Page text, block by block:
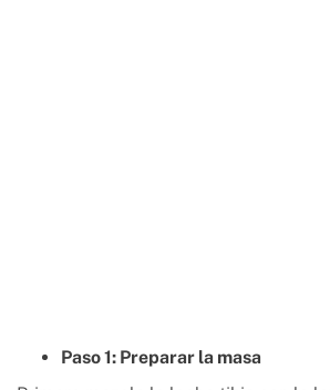
Paso 1: Preparar la masa